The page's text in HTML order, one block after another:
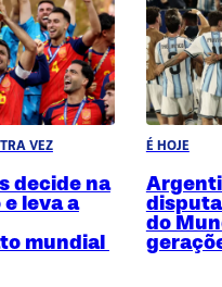
VEZ
decide na
leva a
mundial
É HOJE
do